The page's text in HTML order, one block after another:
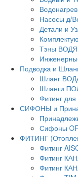
Насосы д/
Детали и
Тэны
Подводка и
Шланг
Шланги
Фитинг
СИФОНЫ и
Сифоны
ФИТИНГ
Фитинг
Фитинг
Фитинг